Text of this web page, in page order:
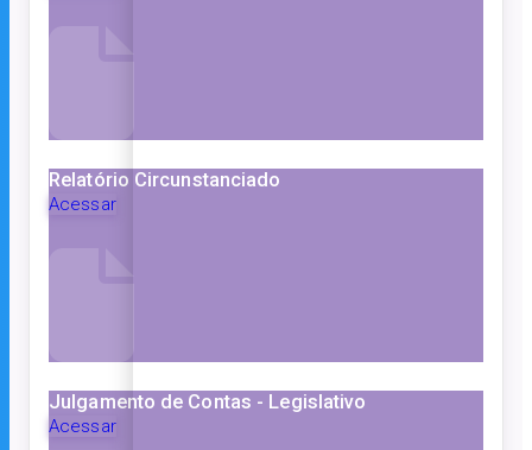
Relatório Circunstanciado
Acessar
Julgamento de Contas - Legislativo
Acessar